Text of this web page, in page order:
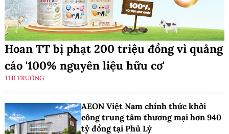
Hoan TT bị phạt 200 triệu đồng vì quảng
cáo '100% nguyên liệu hữu cơ'
THỊ TRƯỜNG
AEON Việt Nam chính thức khởi
công trung tâm thương mại hơn 940
tỷ đồng tại Phủ Lý